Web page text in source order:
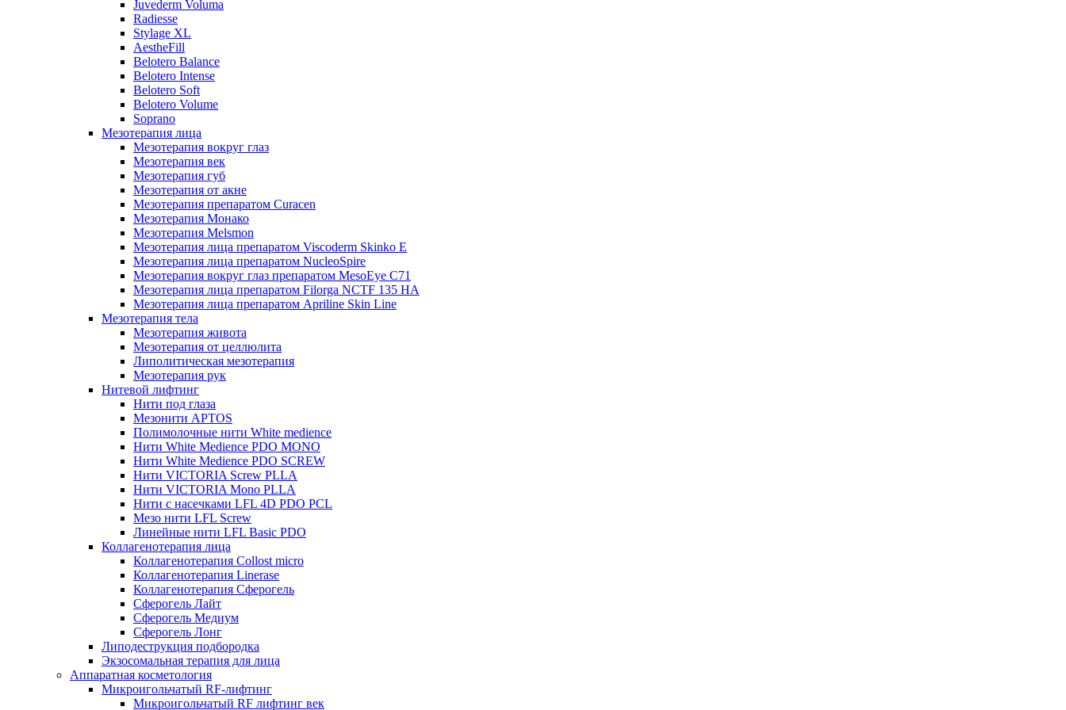
Juvederm Voluma
Radiesse
Stylage XL
AestheFill
Belotero Balance
Belotero Intense
Belotero Soft
Belotero Volume
Soprano
Мезотерапия лица
Мезотерапия вокруг глаз
Мезотерапия век
Мезотерапия губ
Мезотерапия от акне
Мезотерапия препаратом Curacen
Мезотерапия Монако
Мезотерапия Melsmon
Мезотерапия лица препаратом Viscoderm Skinko E
Мезотерапия лица препаратом NucleoSpire
Мезотерапия вокруг глаз препаратом MesoEye С71
Мезотерапия лица препаратом Filorga NCTF 135 HA
Мезотерапия лица препаратом Apriline Skin Line
Мезотерапия тела
Мезотерапия живота
Мезотерапия от целлюлита
Липолитическая мезотерапия
Мезотерапия рук
Нитевой лифтинг
Нити под глаза
Мезонити APTOS
Полимолочные нити White medience
Нити White Medience PDO MONO
Нити White Medience PDO SCREW
Нити VICTORIA Screw PLLA
Нити VICTORIA Mono PLLA
Нити с насечками LFL 4D PDO PCL
Мезо нити LFL Screw
Линейные нити LFL Basic PDO
Коллагенотерапия лица
Коллагенотерапия Collost micro
Коллагенотерапия Linerase
Коллагенотерапия Сферогель
Сферогель Лайт
Сферогель Медиум
Сферогель Лонг
Липодеструкция подбородка
Экзосомальная терапия для лица
Аппаратная косметология
Микроигольчатый RF-лифтинг
Микроигольчатый RF лифтинг век